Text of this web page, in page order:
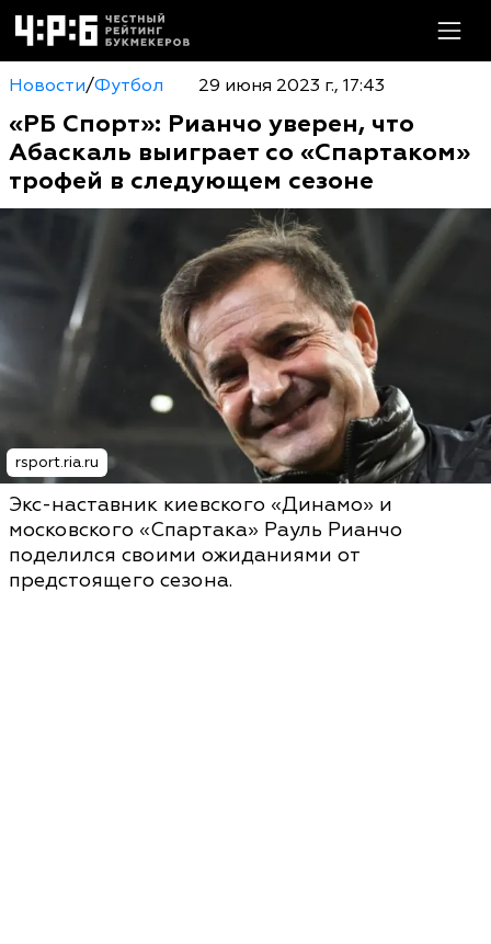
Новости/Футбол 29 июня 2023 г., 17:43
«РБ Спорт»: Рианчо уверен, что
Абаскаль выиграет со «Спартаком»
трофей в следующем сезоне
rsport.ria.ru
Экс-наставник киевского «Динамо» и
московского «Спартака» Рауль Рианчо
поделился своими ожиданиями от
предстоящего сезона.